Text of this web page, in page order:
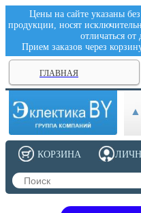
Цены на сайте указаны
продукции, носят
отличаться
Прием заказов через
ГЛАВНАЯ
КОРЗИНА